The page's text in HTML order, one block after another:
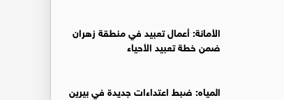
الأمانة: أعمال تعبيد في منطقة زهران
ضمن خطة تعبيد الأحياء
المياه: ضبط اعتداءات جديدة في بيرين